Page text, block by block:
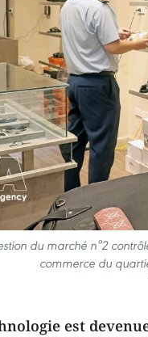
du marché n°2
commerce du
est